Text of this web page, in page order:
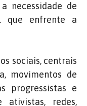
necessidade de
que enfrente a
sociais, centrais
movimentos de
progressistas e
ativistas, redes,